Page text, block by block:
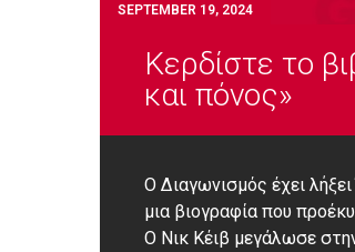
SEPTEMBER 19, 2024
Κερδίστε το
και πόνος»
Ο Διαγωνισμός έχει
μια βιογραφία που
Ο Νικ Κέιβ μεγάλωσε